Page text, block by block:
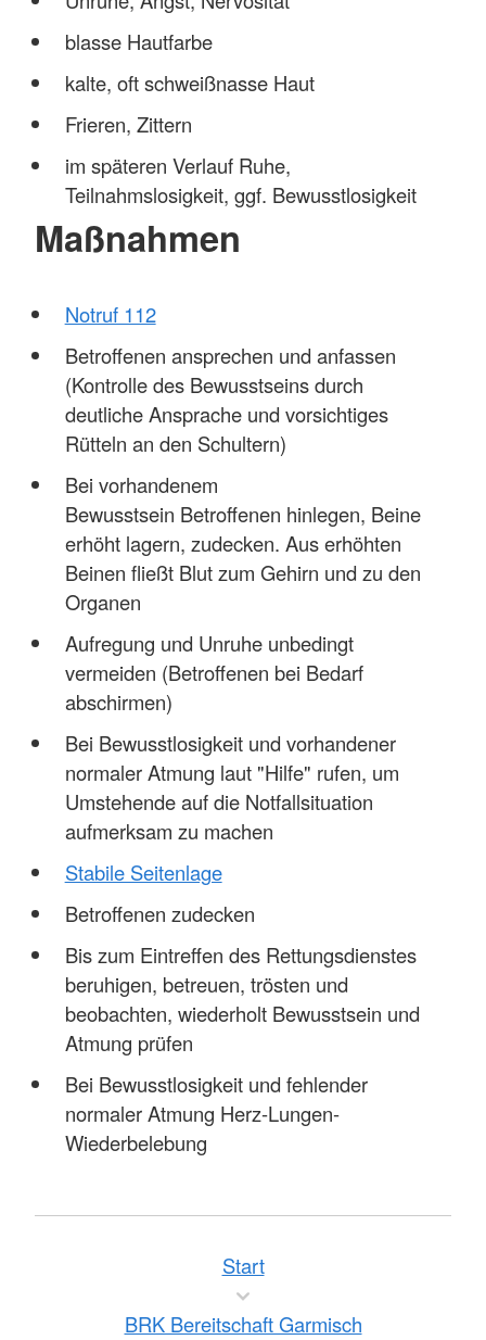
blasse Hautfarbe
kalte, oft schweißnasse Haut
Frieren, Zittern
im späteren Verlauf Ruhe,
Teilnahmslosigkeit, ggf. Bewusstlosigkeit
Maßnahmen
Notruf 112
Betroffenen ansprechen und anfassen
(Kontrolle des Bewusstseins durch
deutliche Ansprache und vorsichtiges
Rütteln an den Schultern)
Bei vorhandenem
Bewusstsein Betroffenen hinlegen, Beine
erhöht lagern, zudecken. Aus erhöhten
Beinen fließt Blut zum Gehirn und zu den
Organen
Aufregung und Unruhe unbedingt
vermeiden (Betroffenen bei Bedarf
abschirmen)
Bei Bewusstlosigkeit und vorhandener
normaler Atmung laut "Hilfe" rufen, um
Umstehende auf die Notfallsituation
aufmerksam zu machen
Stabile Seitenlage
Betroffenen zudecken
Bis zum Eintreffen des Rettungsdienstes
beruhigen, betreuen, trösten und
beobachten, wiederholt Bewusstsein und
Atmung prüfen
Bei Bewusstlosigkeit und fehlender
normaler Atmung Herz-Lungen-
Wiederbelebung
Start
BRK Bereitschaft Garmisch